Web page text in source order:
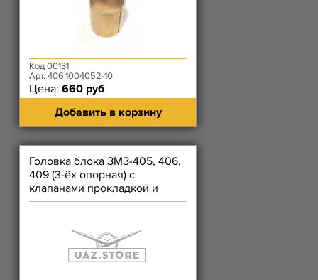
Код 00131
Арт. 406.1004052-10
Цена: 660 руб
Добавить в корзину
Головка блока ЗМЗ-405, 406,
409 (3-ёх опорная) с
клапанами прокладкой и
крепежом